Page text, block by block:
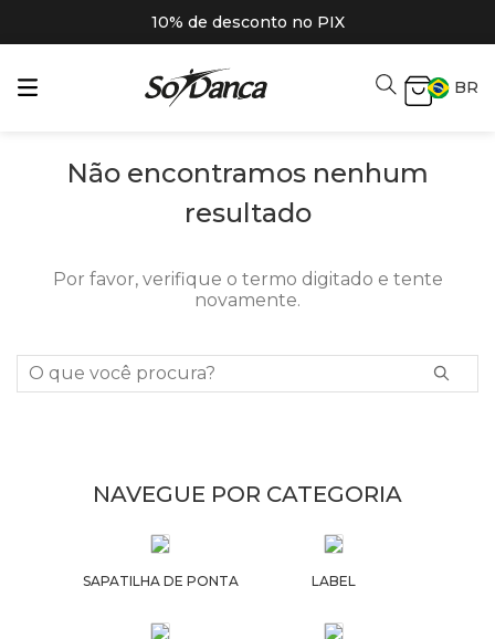
10% de desconto no PIX
BR
Não encontramos nenhum
resultado
Por favor, verifique o termo digitado e tente
novamente.
O que você procura?
NAVEGUE POR CATEGORIA
SAPATILHA DE PONTA LABEL